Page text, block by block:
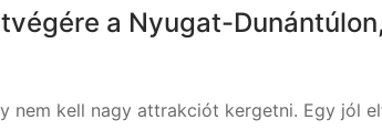
a Nyugat-
nem kell nagy attrakciót kergetni. Egy jól